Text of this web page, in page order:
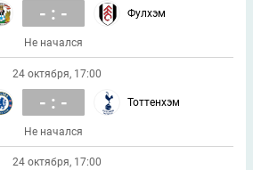
- : - Фулхэм
Не начался
24 октября, 17:00
- : - Тоттенхэм
Не начался
24 октября, 17:00